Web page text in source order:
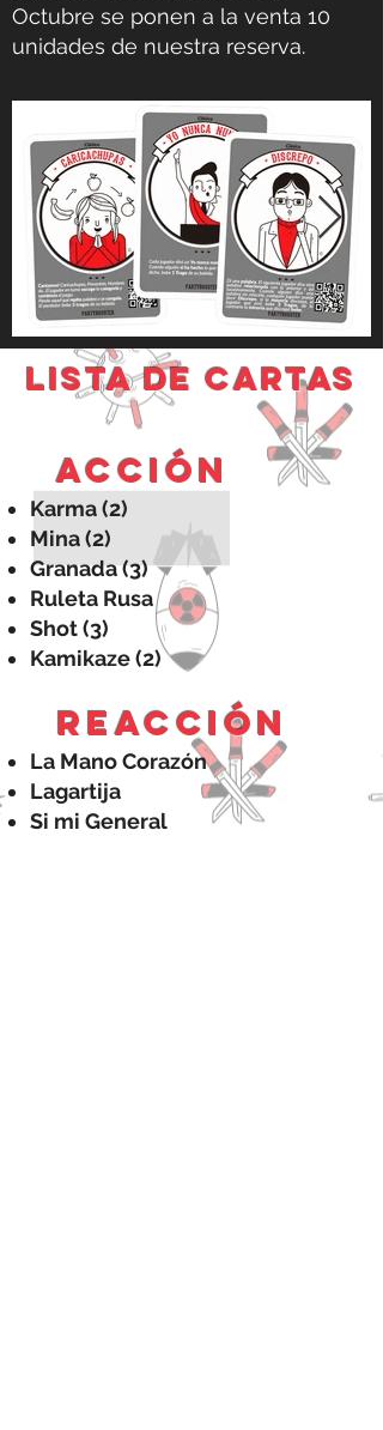
Octubre se ponen a la venta 10
unidades de nuestra reserva.
Lista de cartas
Karma (2)
Mina (2)
Granada (3)
Ruleta Rusa
Shot (3)
Kamikaze (2)
La Mano Corazón
Lagartija
Si mi General
Acción
Reacción